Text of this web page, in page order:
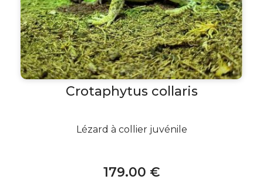
Crotaphytus collaris
Lézard à collier juvénile
179.00 €